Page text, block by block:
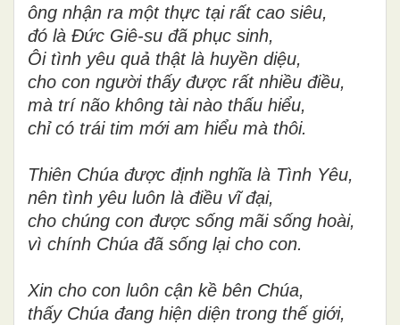
ông nhận ra một thực tại rất cao siêu,
đó là Đức Giê-su đã phục sinh,
Ôi tình yêu quả thật là huyền diệu,
cho con người thấy được rất nhiều điều,
mà trí não không tài nào thấu hiểu,
chỉ có trái tim mới am hiểu mà thôi.
Thiên Chúa được định nghĩa là Tình Yêu,
nên tình yêu luôn là điều vĩ đại,
cho chúng con được sống mãi sống hoài,
vì chính Chúa đã sống lại cho con.
Xin cho con luôn cận kề bên Chúa,
thấy Chúa đang hiện diện trong thế giới,